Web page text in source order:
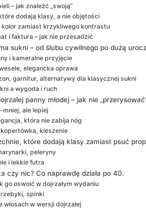
– jak znaleźć „swoją”
dodają klasy, a nie objętości
kolor zamiast krzykliwego kontrastu
i faktura – jak nie przesadzić
sukni – od ślubu cywilnego po dużą
i kameralne przyjęcie
elegancka oprawa
garnitur, alternatywy dla klasycznej sukni
a wygoda i ruch
panny młodej – jak nie
mniej, ale lepiej
która nie zabija nóg
kieszenie
które dodają klasy zamiast psuć
peleryny
i lekkie futra
czy nic? Co naprawdę działa po 40.
go oswoić w dojrzałym wydaniu
spinki
włosach w wersji dojrzałej